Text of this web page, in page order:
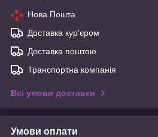
Нова Пошта
Доставка кур'єром
Доставка поштою
Транспортна компанія
Всі умови доставки
Умови оплати